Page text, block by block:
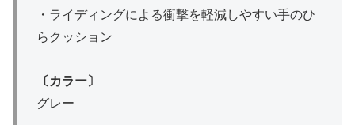
・ライディングによる衝撃を軽減しやすい手のひ
らクッション
〔カラー〕
グレー